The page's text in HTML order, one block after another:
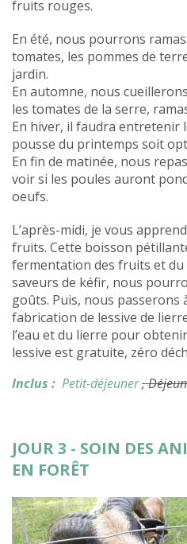
fruits rouges.
En été, nous pourrons
tomates, les pommes de
jardin.
En automne, nous
les tomates de la serre,
En hiver, il faudra entretenir
pousse du printemps soit
En fin de matinée, nous
voir si les poules auront
oeufs.
L’après-midi, je vous
fruits. Cette boisson
fermentation des fruits et du
saveurs de kéfir, nous
goûts. Puis, nous passerons
fabrication de lessive de
l’eau et du lierre pour
lessive est gratuite, zéro
Inclus : Petit-déjeuner,
JOUR 3 - SOIN DES
EN FORÊT